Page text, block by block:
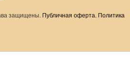
защищены. Публичная оферта. Политика